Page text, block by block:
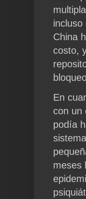
China
costo,
En
con un
podía
meses